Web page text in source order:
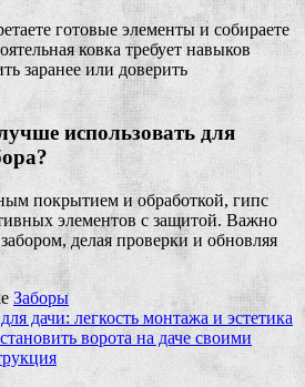
готовые элементы и собираете
ковка требует навыков
заранее или доверить
использовать для
покрытием и обработкой, гипс
элементов с защитой. Важно
делая проверки и обновляя
Заборы
дачи: легкость монтажа и эстетика
ворота на даче своими